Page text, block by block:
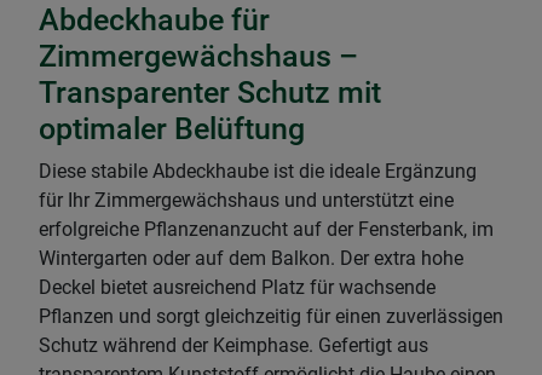
Abdeckhaube für
Zimmergewächshaus –
Transparenter Schutz mit
optimaler Belüftung
Diese stabile Abdeckhaube ist die ideale Ergänzung
für Ihr Zimmergewächshaus und unterstützt eine
erfolgreiche Pflanzenanzucht auf der Fensterbank, im
Wintergarten oder auf dem Balkon. Der extra hohe
Deckel bietet ausreichend Platz für wachsende
Pflanzen und sorgt gleichzeitig für einen zuverlässigen
Schutz während der Keimphase. Gefertigt aus